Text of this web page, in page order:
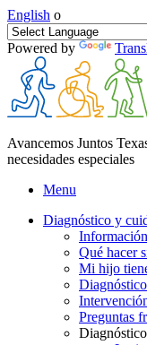
English o
Powered by
Avancemos Juntos
necesidades especiales
Menu
Diagnóstico y
Qué hacer
Mi hijo
Preguntas